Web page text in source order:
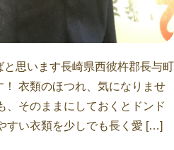
思います長崎県西彼杵郡長与町
衣類のほつれ、気になりませ
、そのままにしておくとドンド
すい衣類を少しでも長く愛 […]